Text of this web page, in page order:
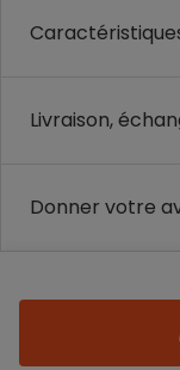
Livraison,
Donner votre